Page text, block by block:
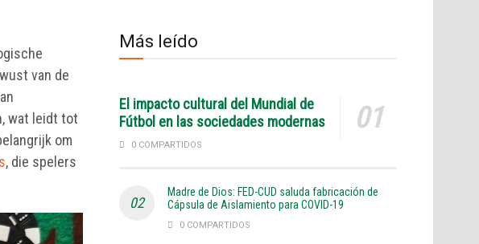
van de
wat leidt tot
om
, die spelers
Más leído
El impacto cultural del Mundial de
Fútbol en las sociedades modernas
0 COMPARTIDOS
Madre de Dios: FED-CUD saluda fabricación de
Cápsula de Aislamiento para COVID-19
0 COMPARTIDOS